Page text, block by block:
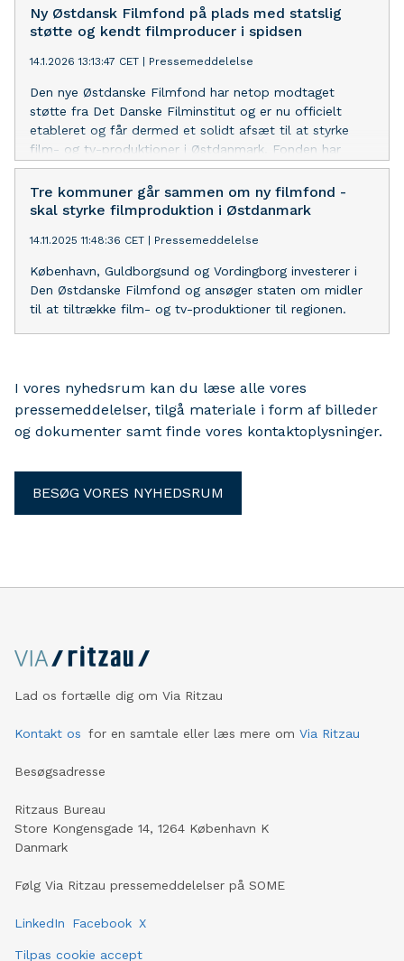
kompetencer skaber partnerskabet nye veje til vækst,
fællesskab og tryghed i arbejdslivet.
Ny Østdansk Filmfond på plads med statslig
støtte og kendt filmproducer i spidsen
14.1.2026 13:13:47 CET Pressemeddelelse
Den nye Østdanske Filmfond har netop modtaget
støtte fra Det Danske Filminstitut og er nu officielt
etableret og får dermed et solidt afsæt til at styrke
film- og tv-produktioner i Østdanmark. Fonden har
ansat Kim Magnusson til at stå i spidsen i den
indledende fase.
Tre kommuner går sammen om ny filmfond -
skal styrke filmproduktion i Østdanmark
14.11.2025 11:48:36 CET Pressemeddelelse
København, Guldborgsund og Vordingborg investerer i
Den Østdanske Filmfond og ansøger staten om midler
til at tiltrække film- og tv-produktioner til regionen.
I vores nyhedsrum kan du læse alle vores
pressemeddelelser, tilgå materiale i form af billeder
og dokumenter samt finde vores kontaktoplysninger.
BESØG VORES NYHEDSRUM
Lad os fortælle dig om Via Ritzau
Kontakt os for en samtale eller læs mere om Via Ritzau
Besøgsadresse
Ritzaus Bureau
Store Kongensgade 14, 1264 København K
Danmark
Følg Via Ritzau pressemeddelelser på SOME
LinkedIn Facebook X
Tilpas cookie accept